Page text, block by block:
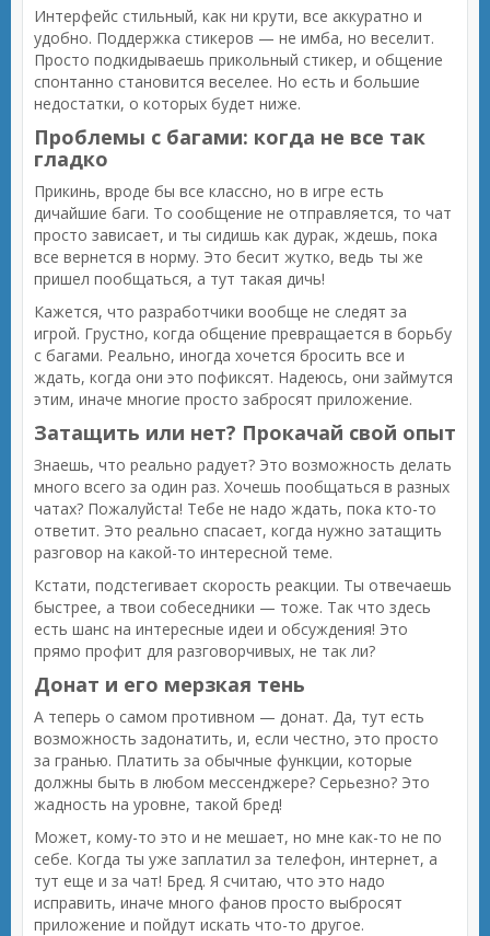
Интерфейс стильный, как ни крути, все аккуратно и
удобно. Поддержка стикеров — не имба, но веселит.
Просто подкидываешь прикольный стикер, и общение
спонтанно становится веселее. Но есть и большие
недостатки, о которых будет ниже.
Проблемы с багами: когда не все так
гладко
Прикинь, вроде бы все классно, но в игре есть
дичайшие баги. То сообщение не отправляется, то чат
просто зависает, и ты сидишь как дурак, ждешь, пока
все вернется в норму. Это бесит жутко, ведь ты же
пришел пообщаться, а тут такая дичь!
Кажется, что разработчики вообще не следят за
игрой. Грустно, когда общение превращается в борьбу
с багами. Реально, иногда хочется бросить все и
ждать, когда они это пофиксят. Надеюсь, они займутся
этим, иначе многие просто забросят приложение.
Затащить или нет? Прокачай свой опыт
Знаешь, что реально радует? Это возможность делать
много всего за один раз. Хочешь пообщаться в разных
чатах? Пожалуйста! Тебе не надо ждать, пока кто-то
ответит. Это реально спасает, когда нужно затащить
разговор на какой-то интересной теме.
Кстати, подстегивает скорость реакции. Ты отвечаешь
быстрее, а твои собеседники — тоже. Так что здесь
есть шанс на интересные идеи и обсуждения! Это
прямо профит для разговорчивых, не так ли?
Донат и его мерзкая тень
А теперь о самом противном — донат. Да, тут есть
возможность задонатить, и, если честно, это просто
за гранью. Платить за обычные функции, которые
должны быть в любом мессенджере? Серьезно? Это
жадность на уровне, такой бред!
Может, кому-то это и не мешает, но мне как-то не по
себе. Когда ты уже заплатил за телефон, интернет, а
тут еще и за чат! Бред. Я считаю, что это надо
исправить, иначе много фанов просто выбросят
приложение и пойдут искать что-то другое.